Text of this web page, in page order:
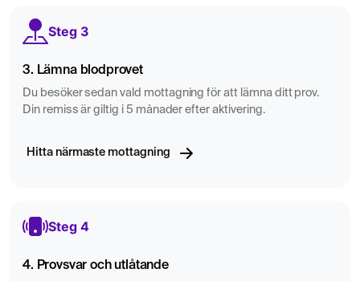
kost och vätskeintag dagen före testet. Extrema
dina resultat.
Avstå från nikotin och alkohol:Nikotin och alkohol
kan påverka vissa fertilitetsmarkörer, så det är klokt
en utökad fertilitetsbedömning. Provresultaten kan hjälpa
upp för diskussioner om lämpliga nästa steg i din
Steg 3
3. Lämna blodprovet
Du besöker sedan vald mottagning för att lämna ditt prov.
Din remiss är giltig i 5 månader efter aktivering.
Hitta närmaste mottagning
Steg 4
4. Provsvar och utlåtande